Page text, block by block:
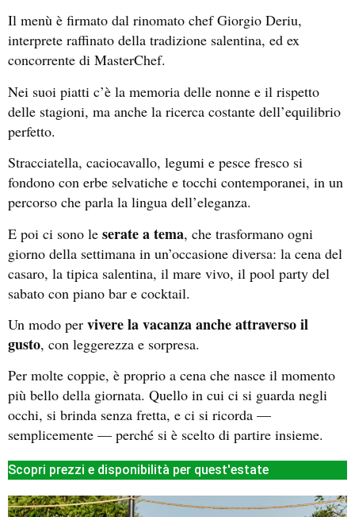
Il menù è firmato dal rinomato chef Giorgio Deriu,
interprete raffinato della tradizione salentina, ed ex
concorrente di MasterChef.
Nei suoi piatti c’è la memoria delle nonne e il rispetto
delle stagioni, ma anche la ricerca costante dell’equilibrio
perfetto.
Stracciatella, caciocavallo, legumi e pesce fresco si
fondono con erbe selvatiche e tocchi contemporanei, in un
percorso che parla la lingua dell’eleganza.
E poi ci sono le serate a tema, che trasformano ogni
giorno della settimana in un’occasione diversa: la cena del
casaro, la tipica salentina, il mare vivo, il pool party del
sabato con piano bar e cocktail.
Un modo per vivere la vacanza anche attraverso il
gusto, con leggerezza e sorpresa.
Per molte coppie, è proprio a cena che nasce il momento
più bello della giornata. Quello in cui ci si guarda negli
occhi, si brinda senza fretta, e ci si ricorda —
semplicemente — perché si è scelto di partire insieme.
Scopri prezzi e disponibilità per quest'estate